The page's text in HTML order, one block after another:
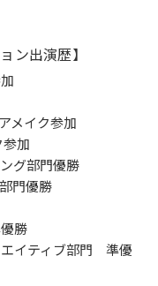
ン出演歴】
メイク参加
加
グ部門優勝
門優勝
勝
イティブ部門 準優